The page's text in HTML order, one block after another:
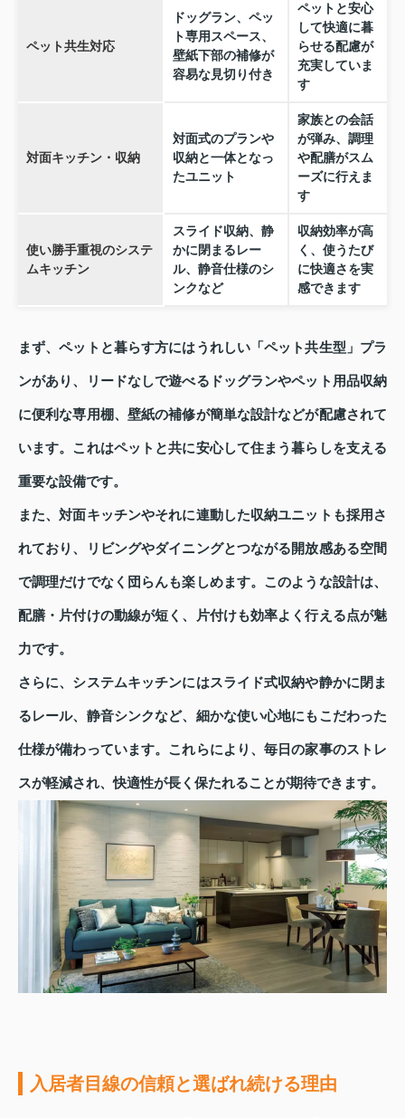
ペット共生対応
ドッグラン、ペッ
ト専用スペース、
壁紙下部の補修が
容易な見切り付き
ペットと安心
して快適に暮
らせる配慮が
充実していま
す
対面キッチン・収納
対面式のプランや
収納と一体となっ
たユニット
家族との会話
が弾み、調理
や配膳がスム
ーズに行えま
す
使い勝手重視のシステ
ムキッチン
スライド収納、静
かに閉まるレー
ル、静音仕様のシ
ンクなど
収納効率が高
く、使うたび
に快適さを実
感できます
まず、ペットと暮らす方にはうれしい「ペット共生型」プラ
ンがあり、リードなしで遊べるドッグランやペット用品収納
に便利な専用棚、壁紙の補修が簡単な設計などが配慮されて
います。これはペットと共に安心して住まう暮らしを支える
重要な設備です。
また、対面キッチンやそれに連動した収納ユニットも採用さ
れており、リビングやダイニングとつながる開放感ある空間
で調理だけでなく団らんも楽しめます。このような設計は、
配膳・片付けの動線が短く、片付けも効率よく行える点が魅
力です。
さらに、システムキッチンにはスライド式収納や静かに閉ま
るレール、静音シンクなど、細かな使い心地にもこだわった
仕様が備わっています。これらにより、毎日の家事のストレ
スが軽減され、快適性が長く保たれることが期待できます。
入居者目線の信頼と選ばれ続ける理由